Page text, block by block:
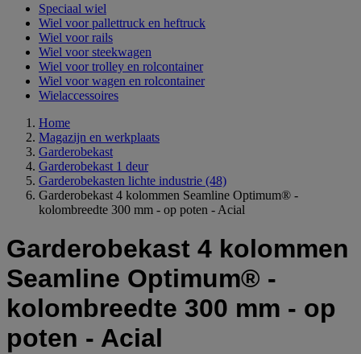
Speciaal wiel
Wiel voor pallettruck en heftruck
Wiel voor rails
Wiel voor steekwagen
Wiel voor trolley en rolcontainer
Wiel voor wagen en rolcontainer
Wielaccessoires
Home
Magazijn en werkplaats
Garderobekast
Garderobekast 1 deur
Garderobekasten lichte industrie (48)
Garderobekast 4 kolommen Seamline Optimum® -
kolombreedte 300 mm - op poten - Acial
Garderobekast 4 kolommen
Seamline Optimum® -
kolombreedte 300 mm - op
poten - Acial